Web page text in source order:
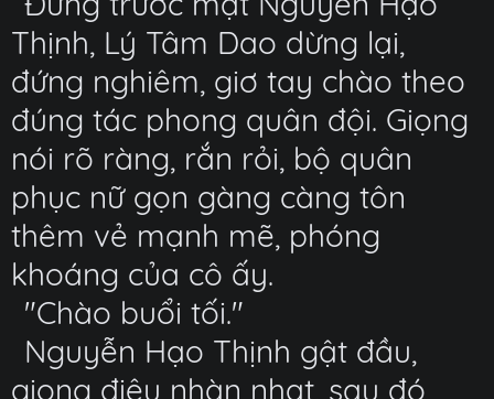
Thịnh, Lý Tâm Dao dừng lại,
đứng nghiêm, giơ tay chào theo
đúng tác phong quân đội. Giọng
nói rõ ràng, rắn rỏi, bộ quân
phục nữ gọn gàng càng tôn
thêm vẻ mạnh mẽ, phóng
khoáng của cô ấy.
"Chào buổi tối."
Nguyễn Hạo Thịnh gật đầu,
giọng điệu nhàn nhạt, sau đó